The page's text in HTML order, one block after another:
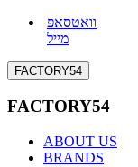
וואטסאפ
מייל
FACTORY54
FACTORY54
ABOUT US
BRANDS